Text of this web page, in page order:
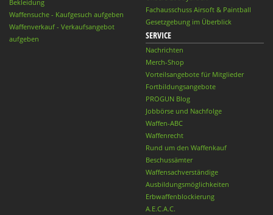
Bekleidung
Waffensuche - Kaufgesuch aufgeben
Waffenverkauf - Verkaufsangebot
aufgeben
Fachausschuss Airsoft & Paintball
Gesetzgebung im Überblick
SERVICE
Nachrichten
Merch-Shop
Vorteilsangebote für Mitglieder
Fortbildungsangebote
PROGUN Blog
Jobbörse und Nachfolge
Waffen-ABC
Waffenrecht
Rund um den Waffenkauf
Beschussämter
Waffensachverständige
Ausbildungsmöglichkeiten
Erbwaffenblockierung
A.E.C.A.C.